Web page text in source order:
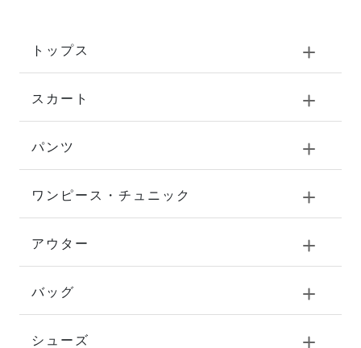
トップス
スカート
パンツ
ワンピース・チュニック
アウター
バッグ
シューズ